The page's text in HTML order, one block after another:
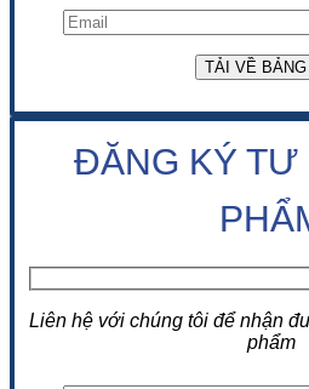
ĐĂNG KÝ TƯ
Liên hệ với chúng tôi để nhận
phẩm